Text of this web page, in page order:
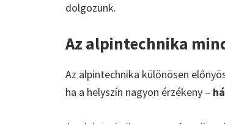
dolgozunk.
Az alpintechnika
Az alpintechnika különösen
ha a helyszín nagyon érzékeny –